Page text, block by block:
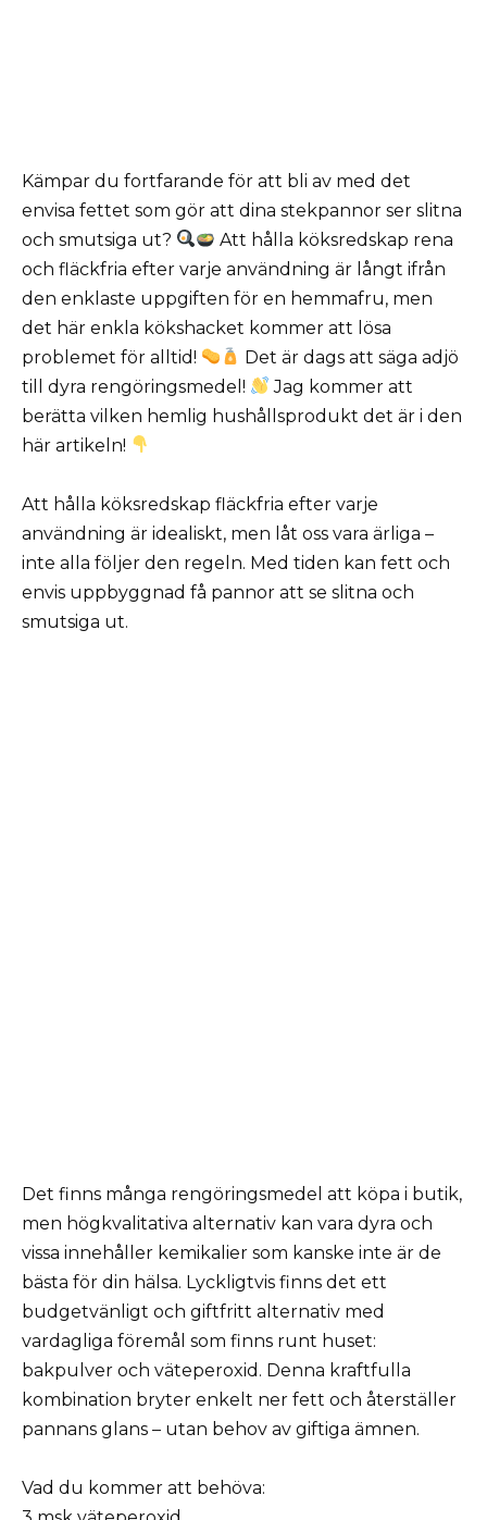
Kämpar du fortfarande för att bli av med det
envisa fettet som gör att dina stekpannor ser slitna
och smutsiga ut?
Att hålla köksredskap rena
och fläckfria efter varje användning är långt ifrån
den enklaste uppgiften för en hemmafru, men
det här enkla kökshacket kommer att lösa
problemet för alltid!
Det är dags att säga adjö
till dyra rengöringsmedel!
Jag kommer att
berätta vilken hemlig hushållsprodukt det är i den
här artikeln!
Att hålla köksredskap fläckfria efter varje
användning är idealiskt, men låt oss vara ärliga –
inte alla följer den regeln. Med tiden kan fett och
envis uppbyggnad få pannor att se slitna och
smutsiga ut.
Det finns många rengöringsmedel att köpa i butik,
men högkvalitativa alternativ kan vara dyra och
vissa innehåller kemikalier som kanske inte är de
bästa för din hälsa. Lyckligtvis finns det ett
budgetvänligt och giftfritt alternativ med
vardagliga föremål som finns runt huset:
bakpulver och väteperoxid. Denna kraftfulla
kombination bryter enkelt ner fett och återställer
pannans glans – utan behov av giftiga ämnen.
Vad du kommer att behöva: